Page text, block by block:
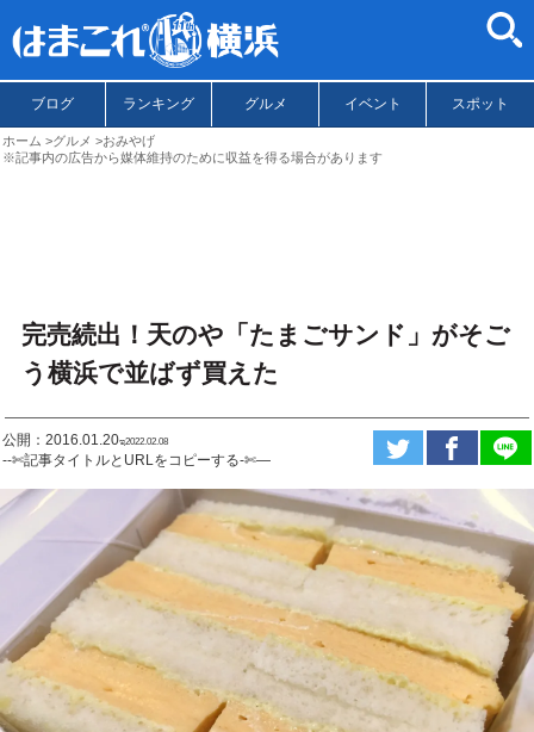
ブログ ランキング グルメ イベント スポット
ホーム グルメ
おみやげ
※記事内の広告から媒体維持のために収益を得る場合があります
完売続出！天のや「たまごサンド」がそご
う横浜で並ばず買えた
公開：2016.01.20ಇ2022.02.08
--✄記事タイトルとURLをコピーする-✄—